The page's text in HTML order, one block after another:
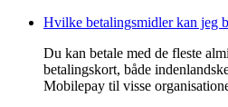
Hvilke betalingsmidler kan jeg
Du kan betale med de fleste
betalingskort, både
Mobilepay til visse